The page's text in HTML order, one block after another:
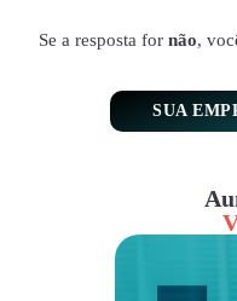
Se a resposta for não,
SUA